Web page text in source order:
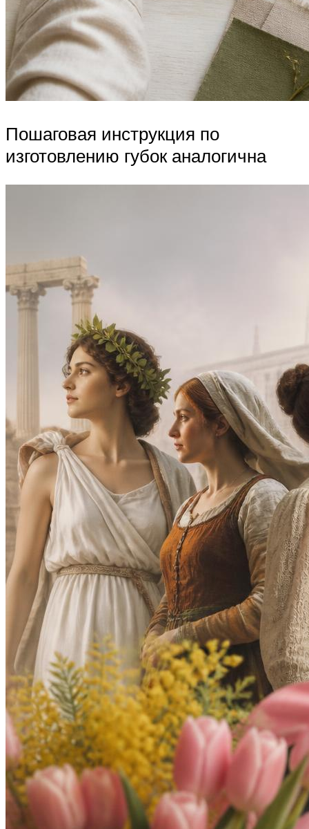
Пошаговая инструкция по
изготовлению губок аналогична